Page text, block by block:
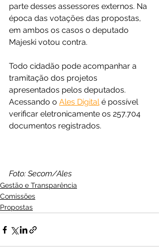
parte desses assessores externos. Na
época das votações das propostas,
em ambos os casos o deputado
Majeski votou contra.
Todo cidadão pode acompanhar a
tramitação dos projetos
apresentados pelos deputados.
Acessando o Ales Digital é possível
verificar eletronicamente os 257.704
documentos registrados.
Foto: Secom/Ales
Gestão e Transparência
Comissões
Propostas